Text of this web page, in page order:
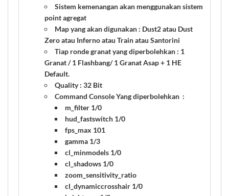
Sistem kemenangan akan menggunakansistem
point agregat
Map yang akan digunakan : Dust2 atau Dust
Zero atau Inferno atau Train atau Santorini
Tiap ronde granat yang diperbolehkan : 1
Granat / 1 Flashbang/ 1 Granat Asap + 1 HE
Default.
Quality: 32 Bit
Command Console Yang diperbolehkan :
m_filter 1/0
hud_fastswitch 1/0
fps_max 101
gamma 1/3
cl_minmodels 1/0
cl_shadows 1/0
zoom_sensitivity_ratio
cl_dynamiccrosshair 1/0